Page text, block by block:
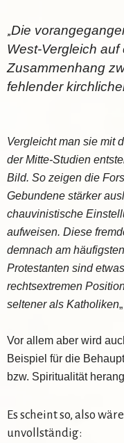
„Die
West-Vergleich auf
Zusammenhang
fehlender
Vergleicht man sie mit
der Mitte-Studien
Bild. So zeigen die
Gebundene stärker
chauvinistische
aufweisen. Diese
demnach am
Protestanten sind
rechtsextremen
seltener als Katholiken„
Vor allem aber wird
Beispiel für die
bzw. Spiritualität
Es scheint so, also
unvollständig: